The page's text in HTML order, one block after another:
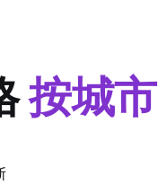
按城市